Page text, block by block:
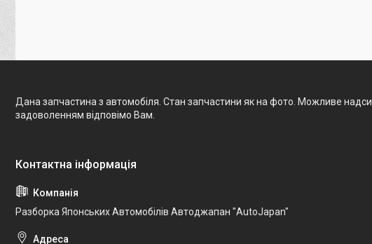
Дана запчастина з автомобіля. Стан запчастини як на фото. Можливе
задоволенням відповімо Вам.
Разборка Японських Автомобілів Автоджапан "AutoJapan"